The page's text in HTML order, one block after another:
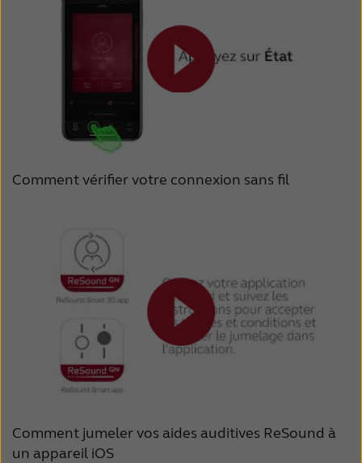
Comment vérifier votre connexion sans fil
Comment jumeler vos aides auditives ReSound à
un appareil iOS